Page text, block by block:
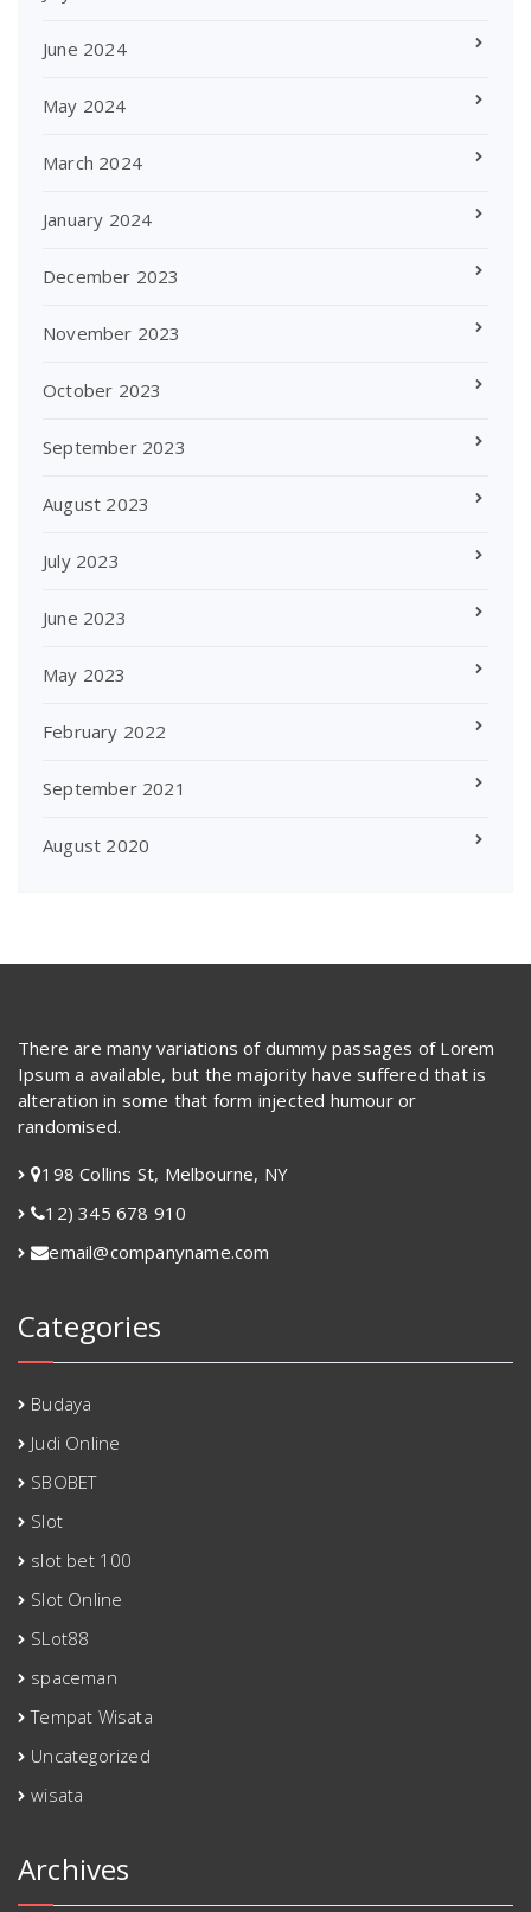
June 2024
May 2024
March 2024
January 2024
December 2023
November 2023
October 2023
September 2023
August 2023
July 2023
June 2023
May 2023
February 2022
September 2021
August 2020
There are many variations of dummy passages of Lorem
Ipsum a available, but the majority have suffered that is
alteration in some that form injected humour or
randomised.
198 Collins St, Melbourne, NY
12) 345 678 910
email@companyname.com
Categories
Budaya
Judi Online
SBOBET
Slot
slot bet 100
Slot Online
SLot88
spaceman
Tempat Wisata
Uncategorized
wisata
Archives